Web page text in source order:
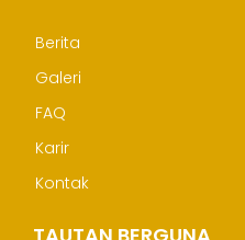
Berita
Galeri
FAQ
Karir
Kontak